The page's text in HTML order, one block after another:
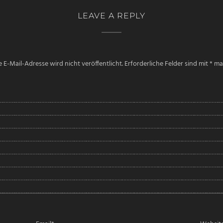
LEAVE A REPLY
E-Mail-Adresse wird nicht veröffentlicht.Erforderliche Felder sind mit*